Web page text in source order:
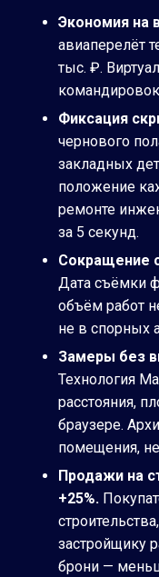
Экономия на
авиаперелёт
тыс. ₽.
командировок
Фиксация
чернового
закладных
положение
ремонте
за 5 секунд.
Сокращение
Дата съёмки
объём работ
не в спорных
Замеры без
Технология
расстояния,
браузере.
помещения,
Продажи на
+25%.
застройщику
брони —